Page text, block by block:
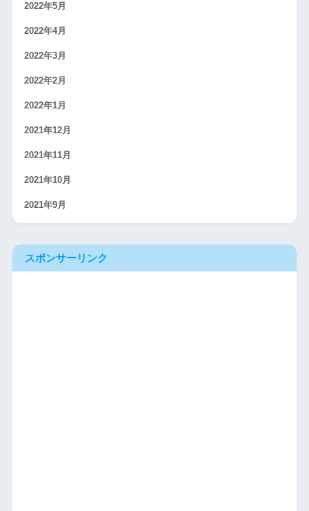
2022年5月
2022年4月
2022年3月
2022年2月
2022年1月
2021年12月
2021年11月
2021年10月
2021年9月
スポンサーリンク